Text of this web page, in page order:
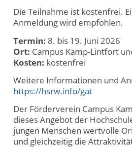
Die Teilnahme ist kostenfrei.
Anmeldung wird empfohlen.
Termin: 8. bis 19. Juni 2026
Ort: Campus Kamp-Lintfort
Kosten: kostenfrei
Weitere Informationen und
https://hsrw.info/gat
Der Förderverein Campus
dieses Angebot der
jungen Menschen wertvolle
und gleichzeitig die